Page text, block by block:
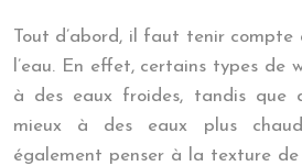
Tout d’abord, il faut tenir
l’eau. En effet, certains types de
à des eaux froides, tandis que
mieux à des eaux plus
également penser à la texture